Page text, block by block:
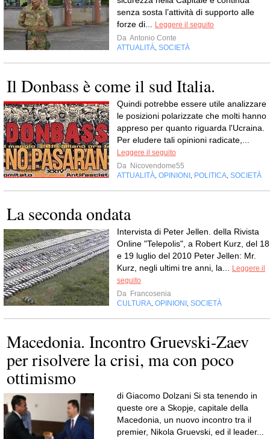
senza sosta l’attività di supporto alle
forze di...
Leggere il seguito
Da Antonio Conte
ATTUALITÀ SOCIETÀ
Il Donbass è come il sud Italia.
Quindi potrebbe essere utile analizzare
le posizioni polarizzate che molti hanno
appreso per quanto riguarda l'Ucraina.
Per eludere tali opinioni radicate,...
Leggere il seguito
Da Nicovendome55
ATTUALITÀ OPINIONI POLITICA SOCIETÀ
La seconda ondata
Intervista di Peter Jellen. della Rivista
Online "Telepolis", a Robert Kurz, del 18
e 19 luglio del 2010 Peter Jellen: Mr.
Kurz, negli ultimi tre anni, la...
Leggere il
seguito
Da Francosenia
CULTURA OPINIONI SOCIETÀ
Macedonia. Incontro Gruevski-Zaev
per risolvere la crisi, ma con poco
ottimismo
di Giacomo Dolzani Si sta tenendo in
queste ore a Skopje, capitale della
Macedonia, un nuovo incontro tra il
premier, Nikola Gruevski, ed il leader...